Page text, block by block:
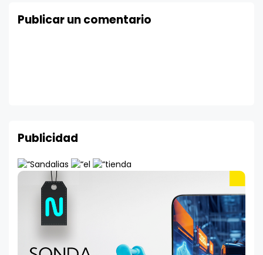
Publicar un comentario
Publicidad